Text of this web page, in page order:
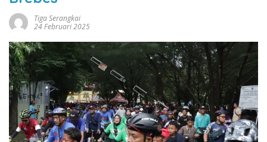
Tiga Serangkai
24 Februari 2025